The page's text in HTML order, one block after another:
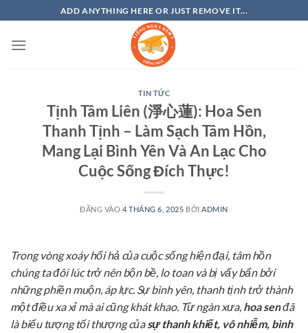
qua
nội
ADD ANYTHING HERE OR JUST REMOVE IT...
TIN TỨC
Tịnh Tâm Liên (淨心蓮): Hoa Sen
Thanh Tịnh – Làm Sạch Tâm Hồn,
Mang Lại Bình Yên Và An Lạc Cho
Cuộc Sống Đích Thực!
ĐĂNG VÀO 4 THÁNG 6, 2025 BỞI ADMIN
Trong vòng xoáy hối hả của cuộc sống hiện đại, tâm hồn
chúng ta đôi lúc trở nên bộn bề, lo toan và bị vấy bẩn bởi
những phiền muộn, áp lực. Sự bình yên, thanh tịnh trở thành
một điều xa xỉ mà ai cũng khát khao. Từ ngàn xưa, hoa senđã
là biểu tượng tối thượng của sự thanh khiết, vô nhiễm, bình